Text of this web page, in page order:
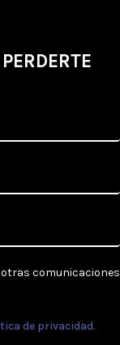
comunicaciones
de privacidad.